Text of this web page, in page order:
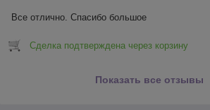
Все отлично. Спасибо большое
Сделка подтверждена через корзину
Показать все отзывы